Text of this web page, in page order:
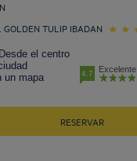
GOLDEN TULIP IBADAN
el centro
un mapa
4.7 Excelente
RESERVAR